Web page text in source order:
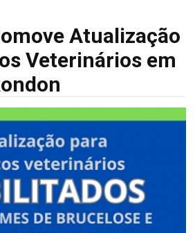
Atualização
Veterinários em